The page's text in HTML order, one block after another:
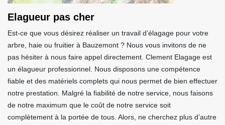
Elagueur pas cher
Est-ce que vous désirez réaliser un travail d’élagage pour votre
arbre, haie ou fruitier à Bauzemont ? Nous vous invitons de ne
pas hésiter à nous faire appel directement. Clement Elagage est
un élagueur professionnel. Nous disposons une compétence
fiable et des matériels complets qui nous permet de bien effectuer
notre prestation. Malgré la fiabilité de notre service, nous faisons
de notre maximum que le coût de notre service soit
complètement à la portée de tous. Alors, ne cherchez plus d’autre